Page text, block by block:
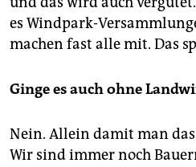
es Windpark-
machen fast alle mit. Das
Ginge es auch ohne
Nein. Allein damit man
Wir sind immer noch